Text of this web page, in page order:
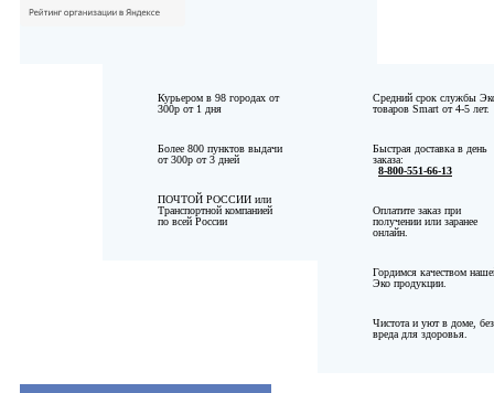
Средний срок службы
товаров Smart от 4-5 лет.
Быстрая доставка в день
заказа:
8-800-551-66-13
Оплатите заказ при
получении или заранее
онлайн.
Гордимся качеством
Эко продукции.
Чистота и уют в доме, без
вреда для здоровья.
Курьером в 98 городах от
300р от 1 дня
Более 800 пунктов выдачи
от300р от3 дней
ПОЧТОЙ РОССИИ или
Транспортной компанией
по всей России